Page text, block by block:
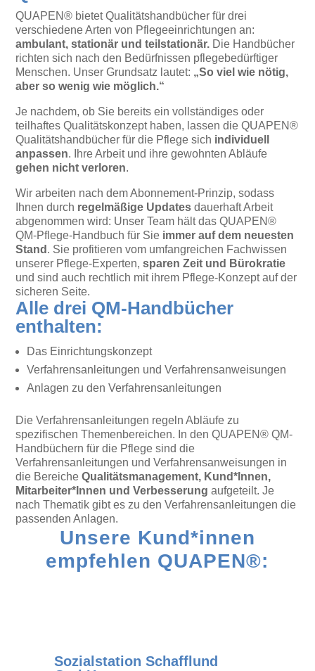
QUAPEN® bietet Qualitätshandbücher für drei
verschiedene Arten von Pflegeeinrichtungen an:
ambulant, stationär und teilstationär. Die Handbücher
richten sich nach den Bedürfnissen pflegebedürftiger
Menschen. Unser Grundsatz lautet: „So viel wie nötig,
aber so wenig wie möglich.“
Je nachdem, ob Sie bereits ein vollständiges oder
teilhaftes Qualitätskonzept haben, lassen die QUAPEN®
Qualitätshandbücher für die Pflege sich individuell
anpassen. Ihre Arbeit und ihre gewohnten Abläufe
gehen nicht verloren.
Wir arbeiten nach dem Abonnement-Prinzip, sodass
Ihnen durch regelmäßige Updates dauerhaft Arbeit
abgenommen wird: Unser Team hält das QUAPEN®
QM-Pflege-Handbuch für Sie immer auf dem neuesten
Stand . Sie profitieren vom umfangreichen Fachwissen
unserer Pflege-Experten,sparen Zeit und Bürokratie
und sind auch rechtlich mit ihrem Pflege-Konzept auf der
sicheren Seite.
Alle drei QM-Handbücher
enthalten:
Das Einrichtungskonzept
Verfahrensanleitungen und Verfahrensanweisungen
Anlagen zu den Verfahrensanleitungen
Die Verfahrensanleitungen regeln Abläufe zu
spezifischen Themenbereichen. In den QUAPEN® QM-
Handbüchern für die Pflege sind die
Verfahrensanleitungen und Verfahrensanweisungen in
die BereicheQualitätsmanagement, Kund*Innen,
Mitarbeiter*Innen und Verbesserung aufgeteilt. Je
nach Thematik gibt es zu den Verfahrensanleitungen die
passenden Anlagen.
Unsere Kund*innen
empfehlen QUAPEN®:
Sozialstation Schafflund